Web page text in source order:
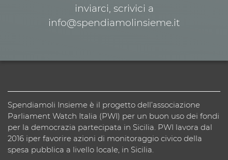
inviarci, scrivici a
info@spendiamolinsieme.it
Spendiamoli Insieme è il progetto dell’associazione
Parliament Watch Italia (PWI) per un buon uso dei fondi
per la democrazia partecipata in Sicilia. PWI lavora dal
2016 iper favorire azioni di monitoraggio civico della
spesa pubblica a livello locale, in Sicilia.